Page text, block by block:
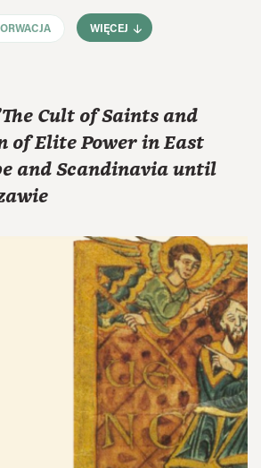
WIĘCEJ
Cult of Saints and
Elite Power in East
and Scandinavia until